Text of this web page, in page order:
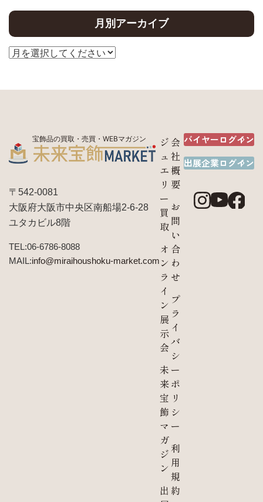
月別アーカイブ
宝飾品の買取・売買・WEBマガジン
〒542-0081
大阪府大阪市中央区南船場2-6-28
ユタカビル8階
TEL:06-6786-8088
MAIL:info@miraihoushoku-market.com
ジ
ュ
エ
リ
ー
買
取
オ
ン
ラ
イ
ン
展
示
会
未
来
宝
飾
マ
ガ
ジ
ン
出
会
社
概
要
お
問
い
合
わ
せ
プ
ラ
イ
バ
シ
ー
ポ
リ
シ
ー
利
用
規
約
バイヤーログイン
出展企業ログイン